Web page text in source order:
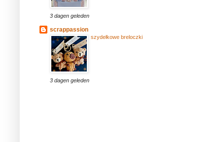
3 dagen geleden
scrappassion
szydełkowe breloczki
3 dagen geleden